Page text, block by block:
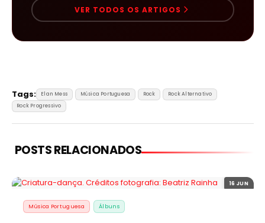
VER TODOS OS ARTIGOS
Tags: Elan Mess Música Portuguesa Rock
Rock Alternativo
Rock Progressivo
POSTS RELACIONADOS
16 JUN
Música Portuguesa Álbuns